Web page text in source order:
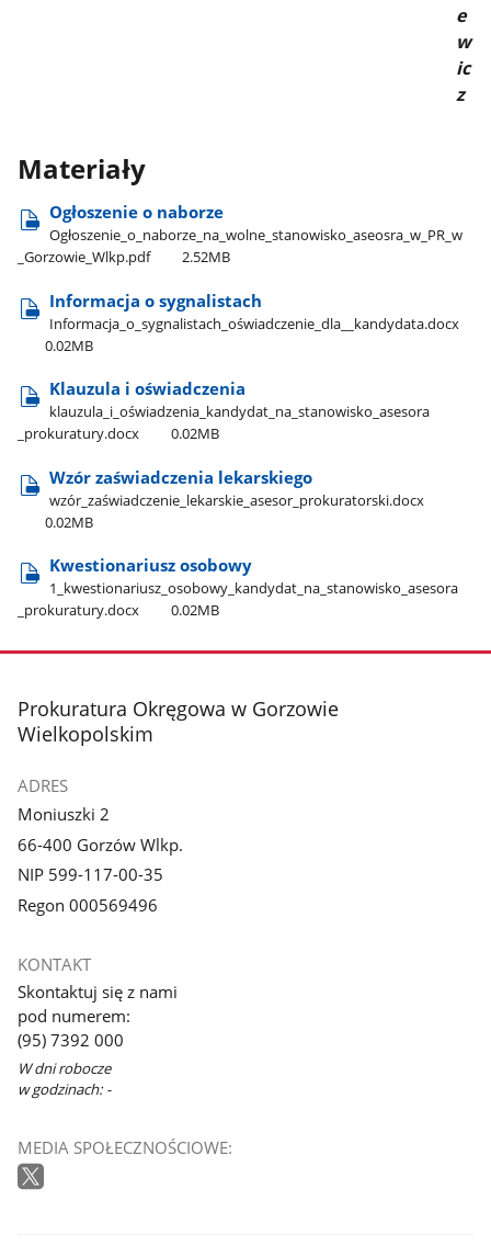
e
w
ic
z
Materiały
Ogłoszenie o naborze
Ogłoszenie​_o​_naborze​_na​_wolne​_stanowisko​_aseosra​_w​_PR​_w​
_Gorzowie​_Wlkp.pdf
2.52MB
Informacja o sygnalistach
Informacja​_o​_sygnalistach​_oświadczenie​_dla​_​_kandydata.docx
0.02MB
Klauzula i oświadczenia
klauzula​_i​_oświadzenia​_kandydat​_na​_stanowisko​_asesora​
_prokuratury.docx
0.02MB
Wzór zaświadczenia lekarskiego
wzór​_zaświadczenie​_lekarskie​_asesor​_prokuratorski.docx
0.02MB
Kwestionariusz osobowy
1​_kwestionariusz​_osobowy​_kandydat​_na​_stanowisko​_asesora​
_prokuratury.docx
0.02MB
stopka
Prokuratura Okręgowa w Gorzowie
Wielkopolskim
ADRES
Moniuszki 2
66-400 Gorzów Wlkp.
NIP 599-117-00-35
Regon 000569496
KONTAKT
Skontaktuj się z nami
pod numerem:
(95) 7392 000
W dni robocze
w godzinach: -
MEDIA SPOŁECZNOŚCIOWE: